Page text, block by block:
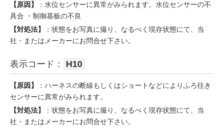
【原因】
：水位センサーに異常がみられます。水位センサーの不
具合 ・制御基板の不良
【対処法】
：状態をお写真に撮り、なるべく現存状態にて、当
社・またはメーカーにお問合せ下さい。
表示コード： H10
【原因】
：ハーネスの断線もしくはショートなどによりふろ往き
センサーに異常がみられます。
【対処法】
：状態をお写真に撮り、なるべく現存状態にて、当
社・またはメーカーにお問合せ下さい。